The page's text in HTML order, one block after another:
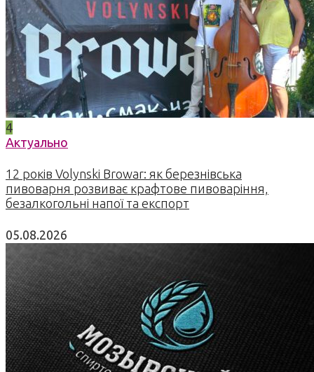
4
Актуально
12 років Volynski Browar: як березнівська
пивоварня розвиває крафтове пивоваріння,
безалкогольні напої та експорт
05.08.2026